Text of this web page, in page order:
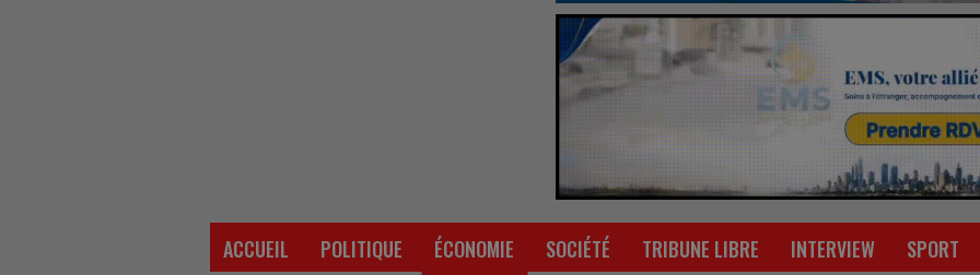
ACCUEIL POLITIQUE ÉCONOMIE SOCIÉTÉ TRIBUNE LIBRE INTERVIEW SPORT